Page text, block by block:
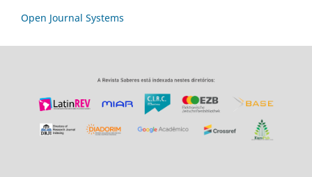
Open Journal Systems